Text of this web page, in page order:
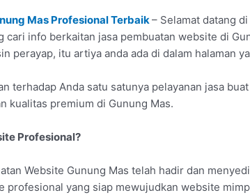
Mas Profesional Terbaik– Selamat datang
cari info berkaitan jasa pembuatan website di
perayap, itu artiya anda ada di dalam halaman
terhadap Anda satu satunya pelayanan jasa
kualitas premium di Gunung Mas.
Profesional?
Website Gunung Mas telah hadir dan
profesional yang siap mewujudkan website